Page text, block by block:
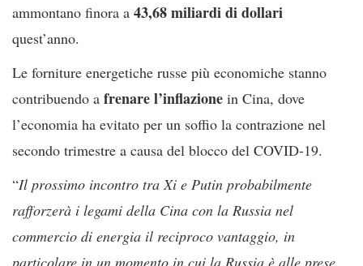
ammontano finora a 43,68 miliardi di dollari
quest’anno.
Le forniture energetiche russe più economiche stanno
contribuendo a frenare l’inflazione in Cina, dove
l’economia ha evitato per un soffio la contrazione nel
secondo trimestre a causa del blocco del COVID-19.
“Il prossimo incontro tra Xi e Putin probabilmente
rafforzerà i legami della Cina con la Russia nel
commercio di energia il reciproco vantaggio, in
particolare in un momento in cui la Russia è alle prese